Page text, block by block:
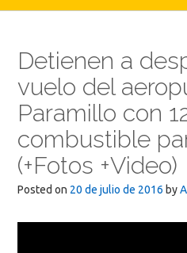
Detienen a
vuelo del
Paramillo con
combustible
(+Fotos +Video)
Posted on 20 de julio de 2016 by